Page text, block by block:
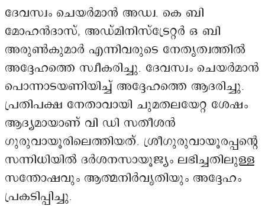
ദേവസ്വം ചെയർമാൻ അഡ്വ. കെ ബി
മോഹൻദാസ്, അഡ്മിനിസ്ട്രേറ്റർ ഒ ബി
അരുൺകുമാർ എന്നിവരുടെ നേതൃത്വത്തിൽ
അദ്ദേഹത്തെ സ്വീകരിച്ചു. ദേവസ്വം ചെയർമാൻ
പൊന്നാടയണിയിച്ച് അദ്ദേഹത്തെ ആദരിച്ചു.
പ്രതിപക്ഷ നേതാവായി ചുമതലയേറ്റ ശേഷം
ആദ്യമായാണ് വി ഡി സതീശൻ
ഗുരുവായൂരിലെത്തിയത്. ശ്രീഗുരുവായൂരപ്പന്റെ
സന്നിധിയിൽ ദർശനസായൂജ്യം ലഭിച്ചതിലുള്ള
സന്തോഷവും ആത്മനിർവൃതിയും അദ്ദേഹം
പ്രകടിപ്പിച്ചു.